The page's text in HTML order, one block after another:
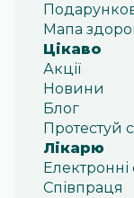
Мапа
Цікаво
Акції
Новини
Блог
Протестуй
Лікарю
Співпраця